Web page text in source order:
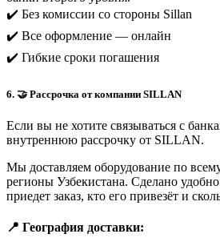
✔️ Без комиссии со стороны Sillan
✔️ Все оформление — онлайн
✔️ Гибкие сроки погашения
6. 🤝 Рассрочка от компании SILLAN
Если вы не хотите связываться с
внутреннюю рассрочку от SILLAN.
Мы доставляем оборудование по
регионы Узбекистана. Сделано
приедет заказ, кто его привезёт и
📍 География доставки: